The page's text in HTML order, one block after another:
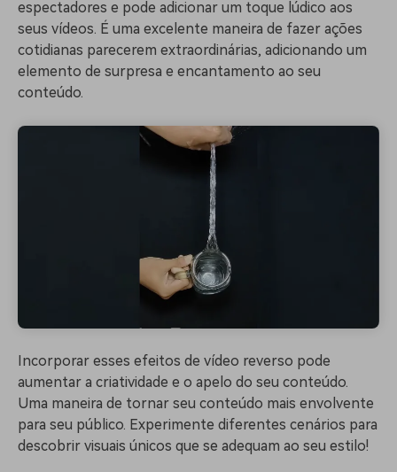
espectadores e pode adicionar um toque lúdico aos
seus vídeos. É uma excelente maneira de fazer ações
cotidianas parecerem extraordinárias, adicionando um
elemento de surpresa e encantamento ao seu
conteúdo.
Incorporar esses efeitos de vídeo reverso pode
aumentar a criatividade e o apelo do seu conteúdo.
Uma maneira de tornar seu conteúdo mais envolvente
para seu público. Experimente diferentes cenários para
descobrir visuais únicos que se adequam ao seu estilo!